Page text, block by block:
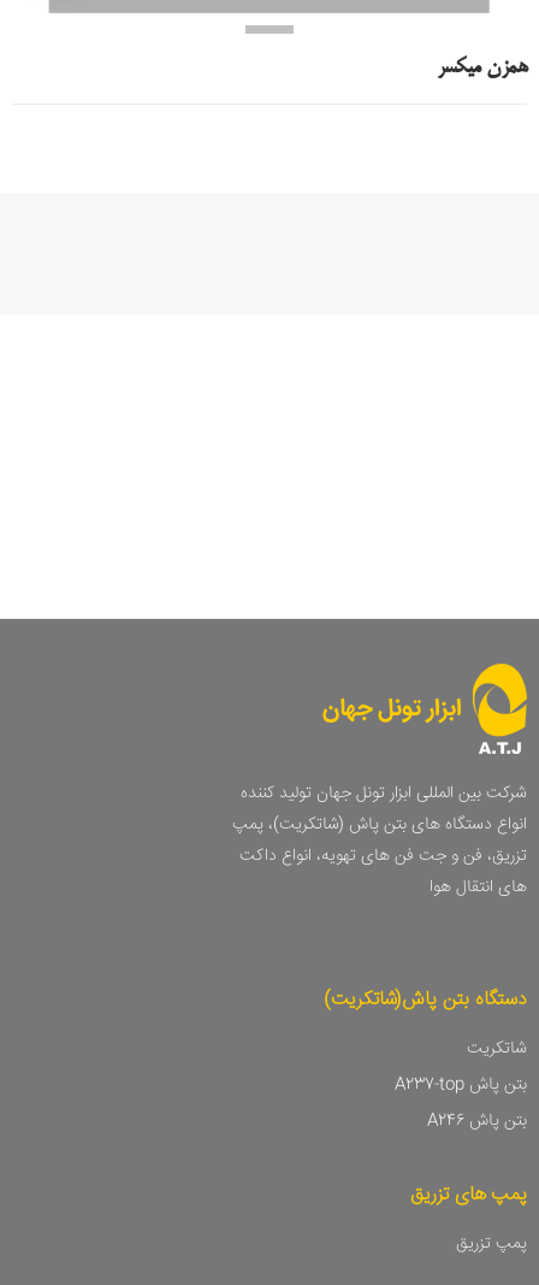
همزن میکسر
شرکت بین المللی ابزار تونل جهان تولید کننده
انواع دستگاه های بتن پاش (شاتکریت)، پمپ
تزریق، فن و جت فن های تهویه، انواع داکت
های انتقال هوا
دستگاه بتن پاش(شاتکریت)
شاتکریت
بتن پاش A237-top
بتن پاش A246
پمپ های تزریق
پمپ تزریق